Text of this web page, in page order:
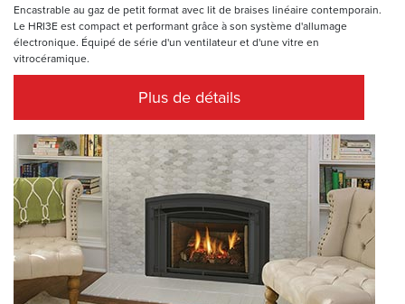
Encastrable au gaz de petit format avec lit de braises linéaire contemporain.
Le HRI3E est compact et performant grâce à son système d'allumage
électronique. Équipé de série d'un ventilateur et d'une vitre en
vitrocéramique.
Plus de détails